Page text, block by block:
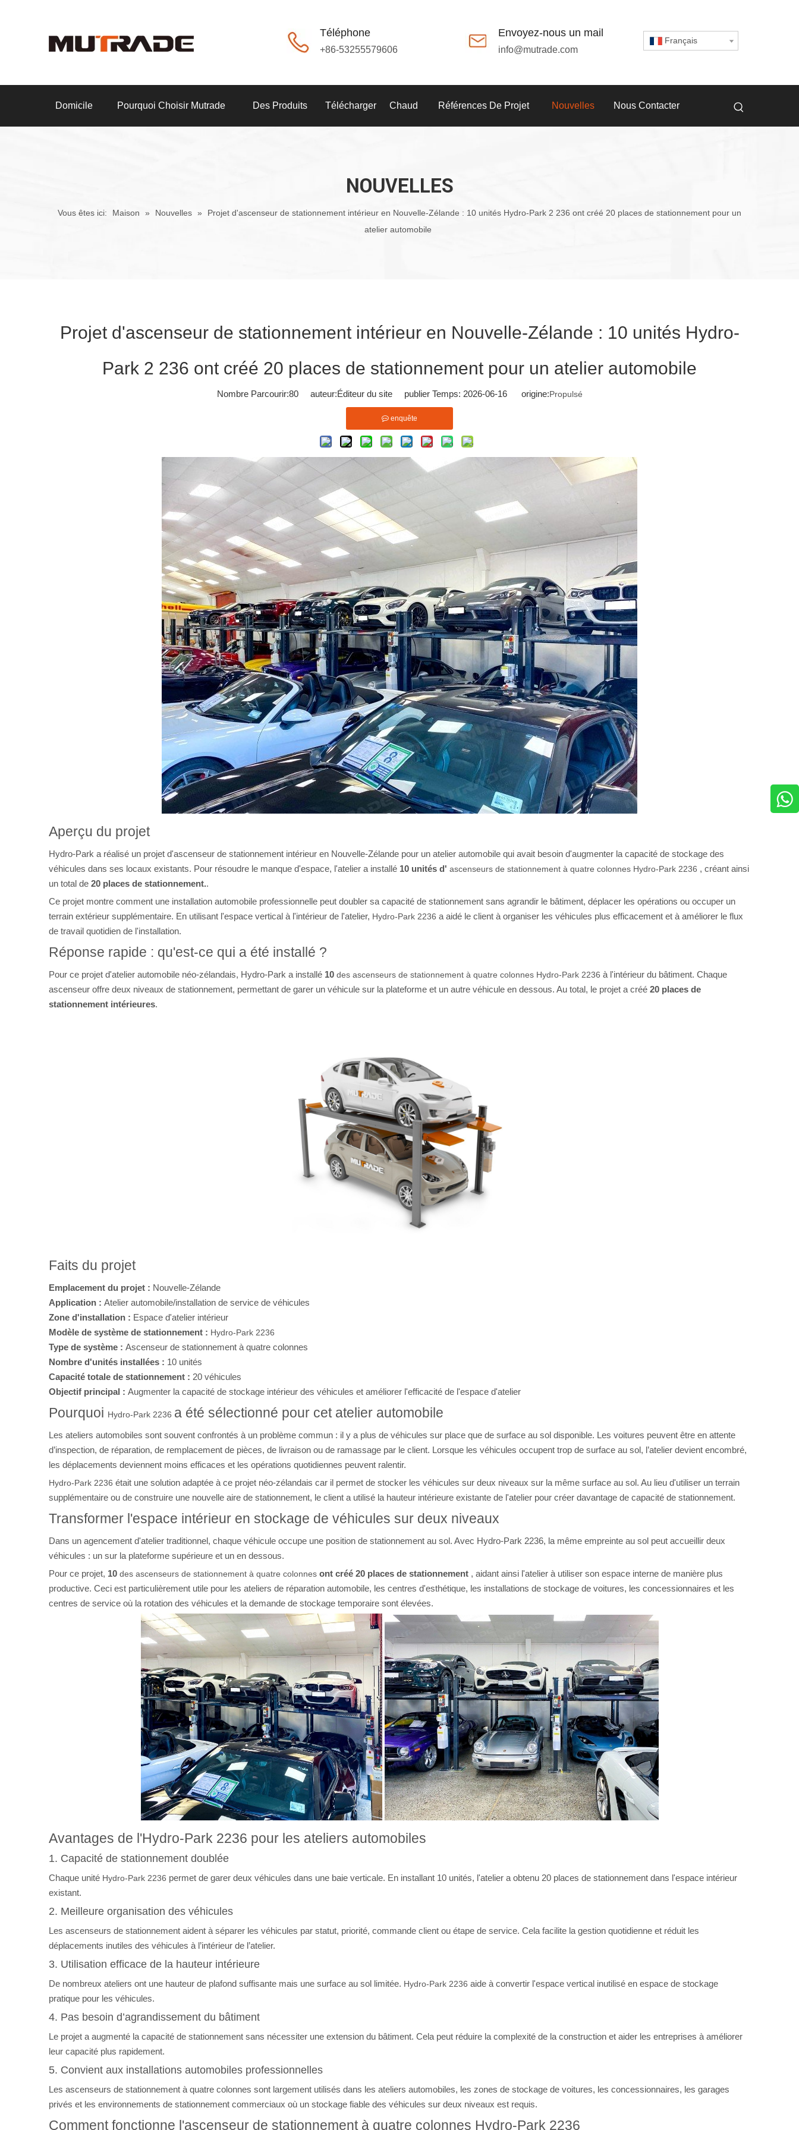
Téléphone
+86-53255579606
Envoyez-nous un mail
info@mutrade.com
Français
Domicile Pourquoi Choisir Mutrade Des Produits Télécharger Chaud Références De Projet Nouvelles Nous Contacter
NOUVELLES
Vous êtes ici: Maison » Nouvelles »
Projet d'ascenseur de stationnement intérieur en Nouvelle-Zélande : 10 unités Hydro-Park 2 236 ont créé 20 places de stationnement pour un
atelier automobile
Projet d'ascenseur de stationnement intérieur en Nouvelle-Zélande : 10 unités Hydro-
Park 2 236 ont créé 20 places de stationnement pour un atelier automobile
Nombre Parcourir:80auteur:Éditeur du site publier Temps: 2026-06-16 origine:Propulsé
enquête
Aperçu du projet
Hydro-Park a réalisé un projet d'ascenseur de stationnement intérieur en Nouvelle-Zélande pour un atelier automobile qui avait besoin d'augmenter la capacité de stockage des
véhicules dans ses locaux existants. Pour résoudre le manque d'espace, l'atelier a installé 10 unités d' ascenseurs de stationnement à quatre colonnes Hydro-Park 2236 , créant ainsi
un total de 20 places de stationnement..
Ce projet montre comment une installation automobile professionnelle peut doubler sa capacité de stationnement sans agrandir le bâtiment, déplacer les opérations ou occuper un
terrain extérieur supplémentaire. En utilisant l'espace vertical à l'intérieur de l'atelier, Hydro-Park 2236 a aidé le client à organiser les véhicules plus efficacement et à améliorer le flux
de travail quotidien de l'installation.
Réponse rapide : qu'est-ce qui a été installé ?
Pour ce projet d'atelier automobile néo-zélandais, Hydro-Park a installé 10 des ascenseurs de stationnement à quatre colonnes Hydro-Park 2236 à l'intérieur du bâtiment. Chaque
ascenseur offre deux niveaux de stationnement, permettant de garer un véhicule sur la plateforme et un autre véhicule en dessous. Au total, le projet a créé 20 places de
stationnement intérieures.
Faits du projet
Emplacement du projet : Nouvelle-Zélande
Application : Atelier automobile/installation de service de véhicules
Zone d'installation : Espace d'atelier intérieur
Modèle de système de stationnement : Hydro-Park 2236
Type de système : Ascenseur de stationnement à quatre colonnes
Nombre d'unités installées : 10 unités
Capacité totale de stationnement : 20 véhicules
Objectif principal : Augmenter la capacité de stockage intérieur des véhicules et améliorer l'efficacité de l'espace d'atelier
Pourquoi Hydro-Park 2236 a été sélectionné pour cet atelier automobile
Les ateliers automobiles sont souvent confrontés à un problème commun : il y a plus de véhicules sur place que de surface au sol disponible. Les voitures peuvent être en attente
d’inspection, de réparation, de remplacement de pièces, de livraison ou de ramassage par le client. Lorsque les véhicules occupent trop de surface au sol, l’atelier devient encombré,
les déplacements deviennent moins efficaces et les opérations quotidiennes peuvent ralentir.
Hydro-Park 2236 était une solution adaptée à ce projet néo-zélandais car il permet de stocker les véhicules sur deux niveaux sur la même surface au sol. Au lieu d'utiliser un terrain
supplémentaire ou de construire une nouvelle aire de stationnement, le client a utilisé la hauteur intérieure existante de l'atelier pour créer davantage de capacité de stationnement.
Transformer l'espace intérieur en stockage de véhicules sur deux niveaux
Dans un agencement d'atelier traditionnel, chaque véhicule occupe une position de stationnement au sol. Avec Hydro-Park 2236, la même empreinte au sol peut accueillir deux
véhicules : un sur la plateforme supérieure et un en dessous.
Pour ce projet, 10 des ascenseurs de stationnement à quatre colonnes ont créé 20 places de stationnement , aidant ainsi l'atelier à utiliser son espace interne de manière plus
productive. Ceci est particulièrement utile pour les ateliers de réparation automobile, les centres d'esthétique, les installations de stockage de voitures, les concessionnaires et les
centres de service où la rotation des véhicules et la demande de stockage temporaire sont élevées.
Avantages de l'Hydro-Park 2236 pour les ateliers automobiles
1. Capacité de stationnement doublée
Chaque unité Hydro-Park 2236 permet de garer deux véhicules dans une baie verticale. En installant 10 unités, l'atelier a obtenu 20 places de stationnement dans l'espace intérieur
existant.
2. Meilleure organisation des véhicules
Les ascenseurs de stationnement aident à séparer les véhicules par statut, priorité, commande client ou étape de service. Cela facilite la gestion quotidienne et réduit les
déplacements inutiles des véhicules à l’intérieur de l’atelier.
3. Utilisation efficace de la hauteur intérieure
De nombreux ateliers ont une hauteur de plafond suffisante mais une surface au sol limitée. Hydro-Park 2236 aide à convertir l'espace vertical inutilisé en espace de stockage
pratique pour les véhicules.
4. Pas besoin d’agrandissement du bâtiment
Le projet a augmenté la capacité de stationnement sans nécessiter une extension du bâtiment. Cela peut réduire la complexité de la construction et aider les entreprises à améliorer
leur capacité plus rapidement.
5. Convient aux installations automobiles professionnelles
Les ascenseurs de stationnement à quatre colonnes sont largement utilisés dans les ateliers automobiles, les zones de stockage de voitures, les concessionnaires, les garages
privés et les environnements de stationnement commerciaux où un stockage fiable des véhicules sur deux niveaux est requis.
Comment fonctionne l'ascenseur de stationnement à quatre colonnes Hydro-Park 2236